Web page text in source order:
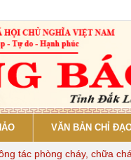
VĂN BẢN CHỈ
phòng cháy, chữa cháy